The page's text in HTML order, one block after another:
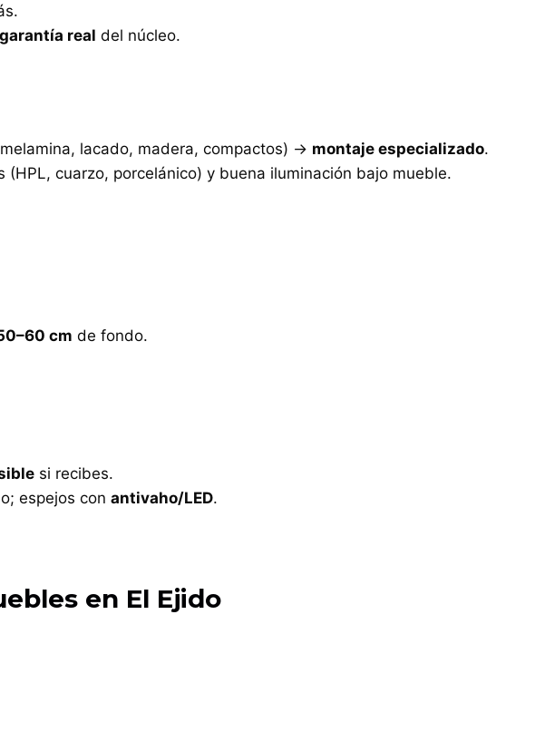
garantía real del núcleo.
lacado, madera, compactos) → montaje especializado.
cuarzo, porcelánico) y buena iluminación bajo mueble.
cm de fondo.
si recibes.
espejos con antivaho/LED.
en El Ejido